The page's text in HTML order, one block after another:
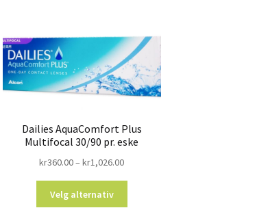
Dailies AquaComfort Plus
Multifocal 30/90 pr. eske
kr360.00–kr1,026.00
Velg alternativ